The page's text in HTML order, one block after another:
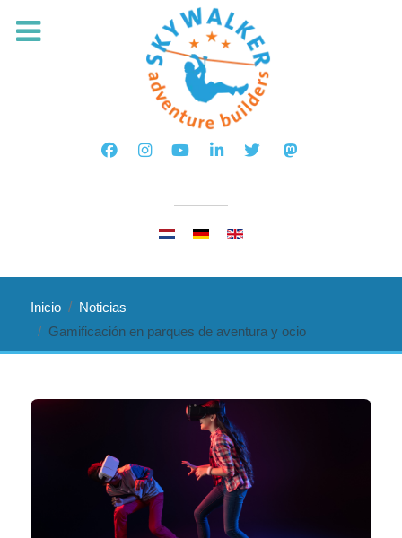
Inicio
Noticias
Gamificación en parques de aventura y ocio